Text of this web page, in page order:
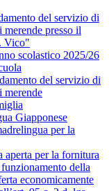
del servizio di
presso il
Vico"
scolastico 2025/26
del servizio di
merende
Giapponese
per la
aperta per la fornitura
della
economicamente